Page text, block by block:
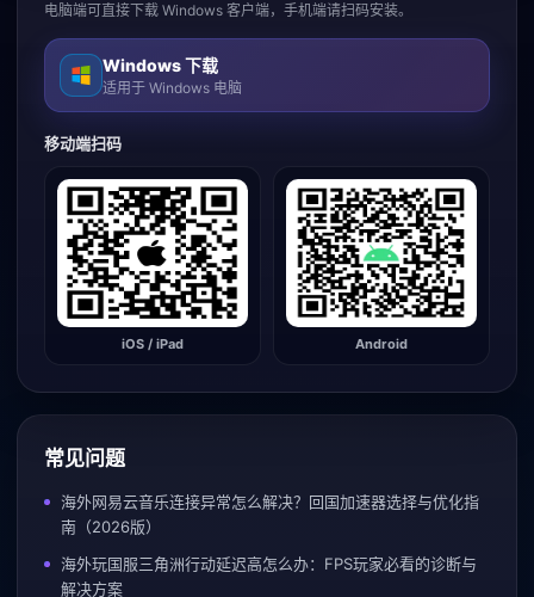
电脑端可直接下载 Windows 客户端，手机端请扫码安装。
Windows 下载
适用于 Windows 电脑
移动端扫码
iOS / iPad Android
常见问题
海外网易云音乐连接异常怎么解决？回国加速器选择与优化指
南（2026版）
海外玩国服三角洲行动延迟高怎么办：FPS玩家必看的诊断与
解决方案